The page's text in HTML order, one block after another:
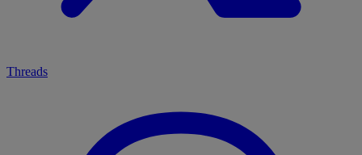
Threads